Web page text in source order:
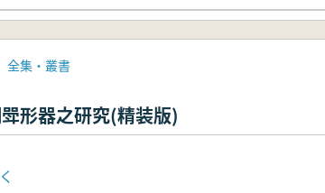
全集・叢書
形器之研究(精装版)